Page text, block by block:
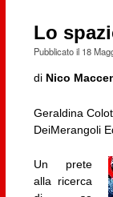
Lo
Pubblicato il 18
di Nico
Geraldina
DeiMerangoli
Un prete
alla ricerca